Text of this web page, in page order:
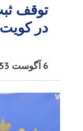
توقف
در
6 آگوست 19:53